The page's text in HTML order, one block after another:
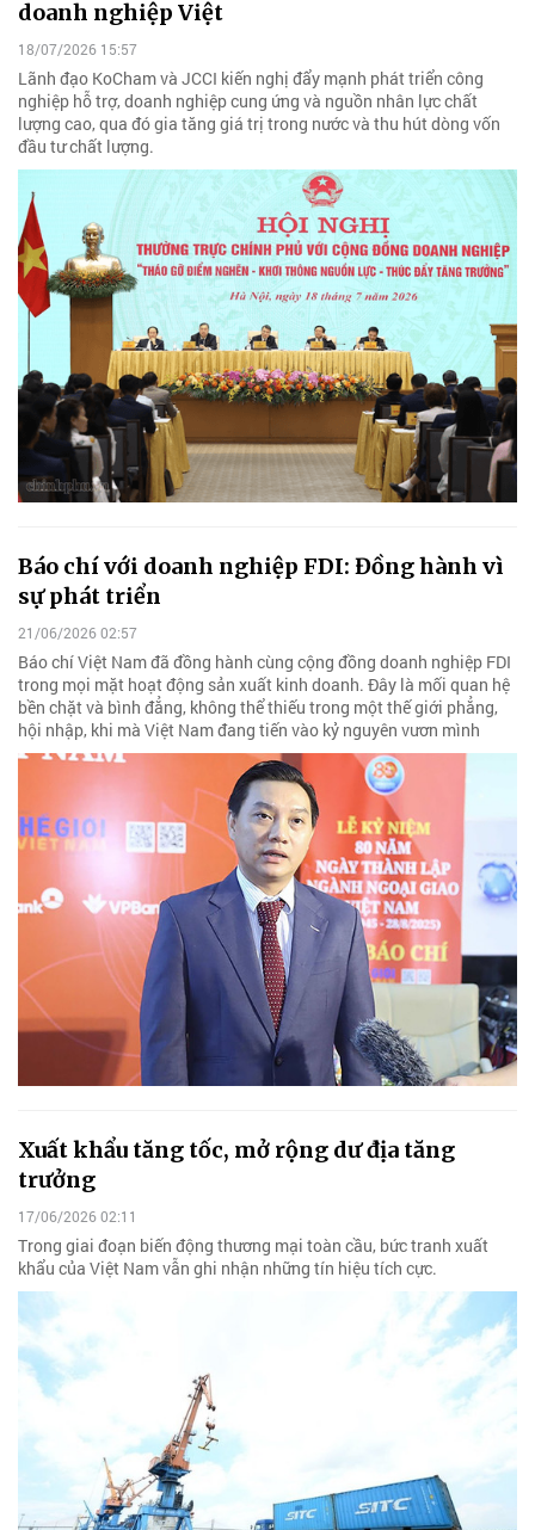
doanh nghiệp Việt
18/07/2026 15:57
Lãnh đạo KoCham và JCCI kiến nghị đẩy mạnh phát triển công
nghiệp hỗ trợ, doanh nghiệp cung ứng và nguồn nhân lực chất
lượng cao, qua đó gia tăng giá trị trong nước và thu hút dòng vốn
đầu tư chất lượng.
Báo chí với doanh nghiệp FDI: Đồng hành vì
sự phát triển
21/06/2026 02:57
Báo chí Việt Nam đã đồng hành cùng cộng đồng doanh nghiệp FDI
trong mọi mặt hoạt động sản xuất kinh doanh. Đây là mối quan hệ
bền chặt và bình đẳng, không thể thiếu trong một thế giới phẳng,
hội nhập, khi mà Việt Nam đang tiến vào kỷ nguyên vươn mình
Xuất khẩu tăng tốc, mở rộng dư địa tăng
trưởng
17/06/2026 02:11
Trong giai đoạn biến động thương mại toàn cầu, bức tranh xuất
khẩu của Việt Nam vẫn ghi nhận những tín hiệu tích cực.